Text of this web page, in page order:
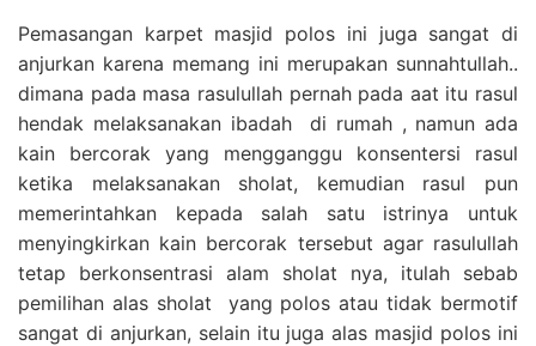
Pemasangan karpet masjid polos ini juga sangat di
anjurkan karena memang ini merupakan sunnahtullah..
dimana pada masa rasulullah pernah pada aat itu rasul
hendak melaksanakan ibadah di rumah , namun ada
kain bercorak yang mengganggu konsentersi rasul
ketika melaksanakan sholat, kemudian rasul pun
memerintahkan kepada salah satu istrinya untuk
menyingkirkan kain bercorak tersebut agar rasulullah
tetap berkonsentrasi alam sholat nya, itulah sebab
pemilihan alas sholat yang polos atau tidak bermotif
sangat di anjurkan, selain itu juga alas masjid polos ini